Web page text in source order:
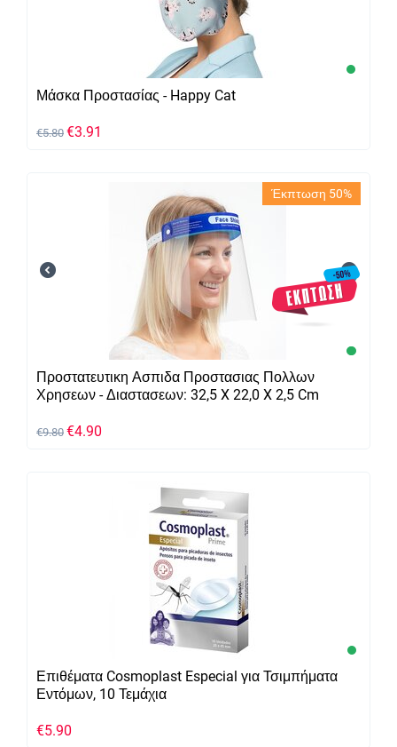
Μάσκα Προστασίας - Happy Cat
€5.80 €3.91
Έκπτωση 50%
Προστατευτικη Ασπιδα Προστασιας Πολλων
Χρησεων - Διαστασεων: 32,5 X 22,0 X 2,5 Cm
€9.80 €4.90
Επιθέματα Cosmoplast Especial για Τσιμπήματα
Εντόμων, 10 Τεμάχια
€5.90